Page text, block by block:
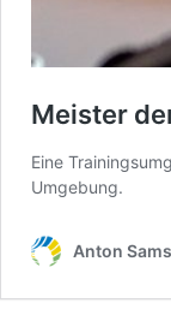
Meister
Eine
Umgebung.
Anton